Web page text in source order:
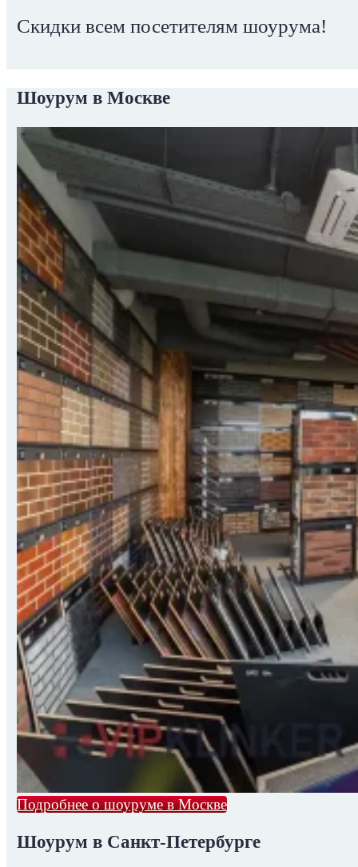
Скидки всем посетителям шоурума!
Шоурум в Москве
Подробнее о шоуруме в Москве
Шоурум в Санкт-Петербурге